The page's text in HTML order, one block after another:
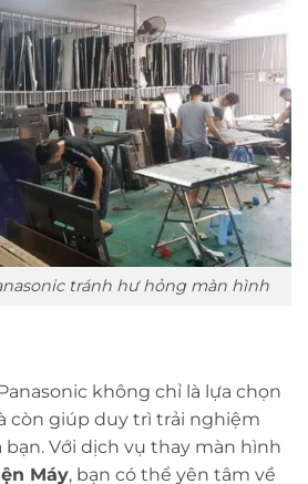
tránh hư hỏng màn hình
không chỉ là lựa chọn
còn giúp duy trì trải nghiệm
Với dịch vụ thay màn hình
Máy, bạn có thể yên tâm về